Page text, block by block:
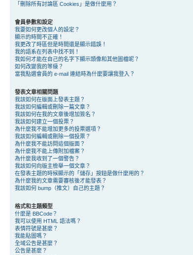
「刪除所有討論區 Cookies」是做什麼用？
會員參數和設定
我要如何更改個人的設定？
顯示的時間不正確！
我更改了時區但是時間還是顯示錯誤！
我的語系在列表中找不到！
我如何才能在自己的名字下顯示頭像和其他圖檔呢？
如何改變我的等級？
當我點選會員的 e-mail 連結時為什麼要讓我登入？
發表文章相關問題
我該如何在版面上發表主題？
我該如何編輯或刪除一篇文章？
我該如何在我的文章後增加簽名？
我該如何建立一個投票？
為什麼我不能增加更多的投票選項？
我該如何編輯或刪除一個投票？
為什麼我不能訪問這個版面？
為什麼我不能上傳附加檔案？
為什麼我收到了一個警告？
我該如何向版主檢舉一個文章？
在發表主題的時候顯示的「儲存」按鈕是做什麼用的？
為什麼我的文章需要審核後才能發表？
我該如何 bump（推文）自己的主題？
格式和主題類型
什麼是 BBCode？
我可以使用 HTML 語法嗎？
表情符號是甚麼？
我能貼圖嗎？
全域公告是甚麼？
公告是甚麼？